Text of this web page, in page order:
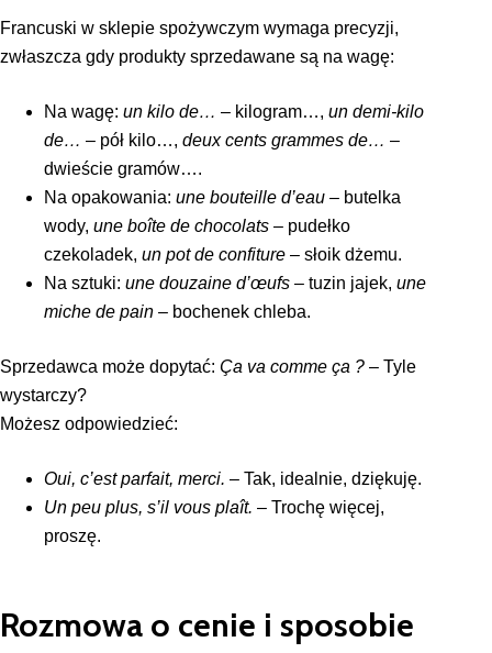
Francuski w sklepie spożywczym wymaga precyzji,
zwłaszcza gdy produkty sprzedawane są na wagę:
Na wagę: un kilo de… – kilogram…, un demi-kilo
de… – pół kilo…, deux cents grammes de… –
dwieście gramów….
Na opakowania: une bouteille d’eau – butelka
wody, une boîte de chocolats – pudełko
czekoladek, un pot de confiture – słoik dżemu.
Na sztuki: une douzaine d’œufs – tuzin jajek, une
miche de pain – bochenek chleba.
Sprzedawca może dopytać: Ça va comme ça ? – Tyle
wystarczy?
Możesz odpowiedzieć:
Oui, c’est parfait, merci. – Tak, idealnie, dziękuję.
Un peu plus, s’il vous plaît. – Trochę więcej,
proszę.
Rozmowa o cenie i sposobie